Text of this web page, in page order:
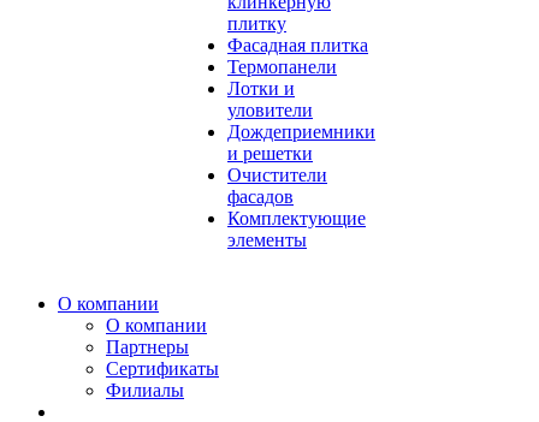
плитку
Фасадная плитка
Термопанели
Лотки и
уловители
Дождеприемники
и решетки
Очистители
фасадов
Комплектующие
элементы
О компании
О компании
Партнеры
Сертификаты
Филиалы